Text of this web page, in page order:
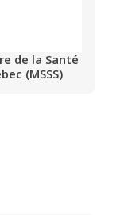
de la Santé
(MSSS)